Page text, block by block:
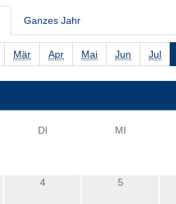
Ganzes Jahr
Mär Apr Mai Jun Jul
DI MI
4 5